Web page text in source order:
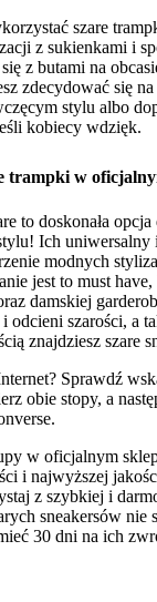
szare
z sukienkami i
z butami na
zdecydować się
stylu albo
kobiecy wdzięk.
trampki w
to doskonała
Ich uniwersalny
modnych
jest to must
damskiej
odcieni szarości, a
znajdziesz szare
Sprawdź
obie stopy, a
w oficjalnym
i najwyższej
z szybkiej i
sneakersów nie
30 dni na ich